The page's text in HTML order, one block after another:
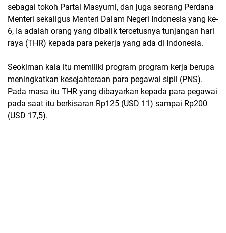
sebagai tokoh Partai Masyumi, dan juga seorang Perdana
Menteri sekaligus Menteri Dalam Negeri Indonesia yang ke-
6, Ia adalah orang yang dibalik tercetusnya tunjangan hari
raya (THR) kepada para pekerja yang ada di Indonesia.
Seokiman kala itu memiliki program program kerja berupa
meningkatkan kesejahteraan para pegawai sipil (PNS).
Pada masa itu THR yang dibayarkan kepada para pegawai
pada saat itu berkisaran Rp125 (USD 11) sampai Rp200
(USD 17,5).